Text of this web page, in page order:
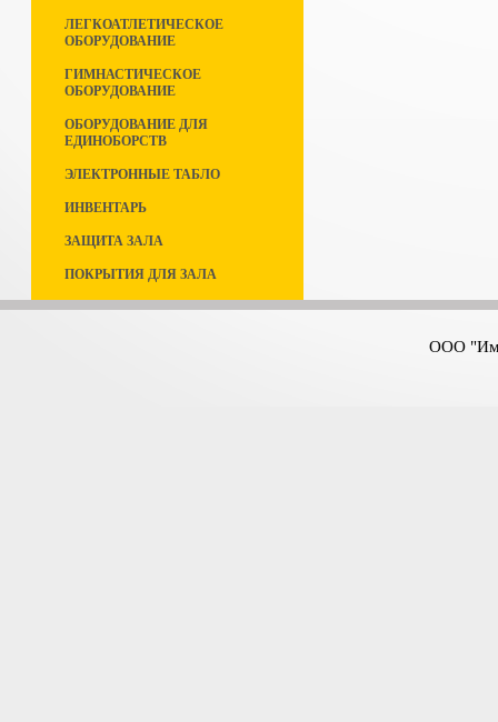
ЛЕГКОАТЛЕТИЧЕСКОЕ
ОБОРУДОВАНИЕ
ГИМНАСТИЧЕСКОЕ
ОБОРУДОВАНИЕ
ОБОРУДОВАНИЕ ДЛЯ
ЕДИНОБОРСТВ
ЭЛЕКТРОННЫЕ ТАБЛО
ИНВЕНТАРЬ
ЗАЩИТА ЗАЛА
ПОКРЫТИЯ ДЛЯ ЗАЛА
ООО